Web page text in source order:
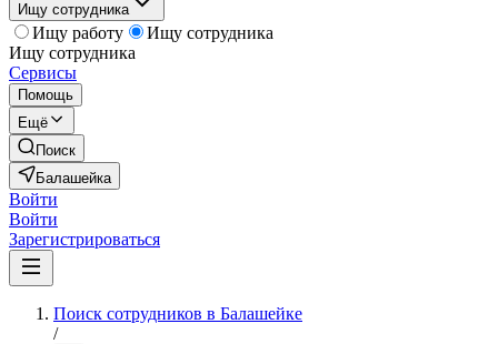
Ищу сотрудника
Ищу работу
Ищу сотрудника
Ищу сотрудника
Сервисы
Помощь
Ещё
Поиск
Балашейка
Войти
Войти
Зарегистрироваться
Поиск сотрудников в Балашейке
/